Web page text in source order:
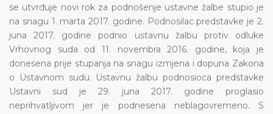
se utvrđuje novi rok za podnošenje ustavne žalbe stupio je
na snagu 1. marta 2017. godine. Podnosilac predstavke je 2.
juna 2017. godine podnio ustavnu žalbu protiv odluke
Vrhovnog suda od 11. novembra 2016. godine, koja je
donesena prije stupanja na snagu izmjena i dopuna Zakona
o Ustavnom sudu. Ustavnu žalbu podnosioca predstavke
Ustavni sud je 29. juna 2017. godine proglasio
neprihvatljivom jer je podnesena neblagovremeno. S